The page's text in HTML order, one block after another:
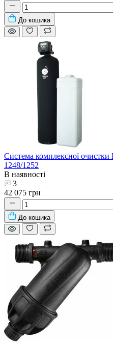
До кошика
Система комплексної очистки
1248/1252
В наявності
3
42 075 грн
До кошика